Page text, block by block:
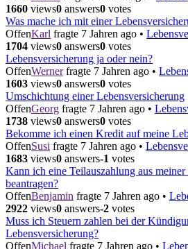
1660 views0 answers0 votes
Was mache ich mit einer
OffenKarl fragte 7 Jahren ago •
1704 views0 answers0 votes
Lebensversicherung ja oder nein?
OffenWernerfragte 7 Jahren ago •
1603 views0 answers0 votes
Umschichtung einer Lebensversicherung
OffenGeorg fragte 7 Jahren ago •
1738 views0 answers0 votes
Bekomme ich einen Kredit auf meine
OffenSusi fragte 7 Jahren ago •
1683 views0 answers-1 votes
Kann ich eine Teilauszahlung aus
beantragen?
OffenBenjamin fragte 7 Jahren ago •
2922 views0 answers-2 votes
Muss ich Steuern zahlen bei der
Lebensversicherung?
OffenMichael fragte 7 Jahren ago •